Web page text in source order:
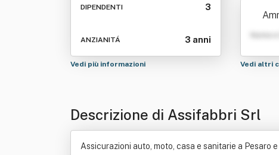
DIPENDENTI 3
ANZIANITÁ 3 anni
Vedi più informazioni
Nome
Vedi altri
Descrizione di Assifabbri Srl
Assicurazioni auto, moto, casa e sanitarie a Pesaro